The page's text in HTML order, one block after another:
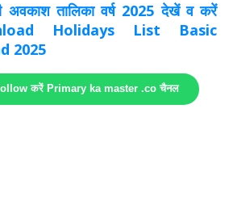
की अवकाश तालिका वर्ष 2025 देखें व करें
Holidays List Basic
2025
करें Primary ka master .co चैनल